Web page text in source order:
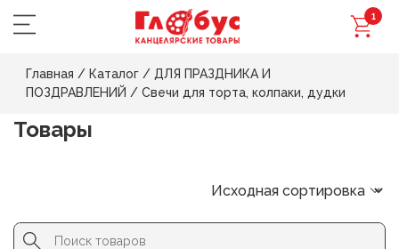
1
Главная / Каталог / ДЛЯ ПРАЗДНИКА И
ПОЗДРАВЛЕНИЙ / Свечи для торта, колпаки, дудки
Товары
Search
for:
Button